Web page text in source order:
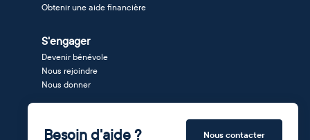
Obtenir une aide financière
S'engager
Devenir bénévole
Nous rejoindre
Nous donner
Besoin d'aide ? Nous contacter